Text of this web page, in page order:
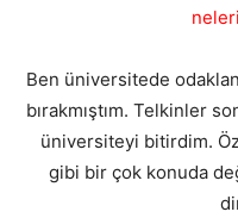
Ben üniversitede
bırakmıştım. Telkinler
üniversiteyi bitirdim.
gibi bir çok konuda